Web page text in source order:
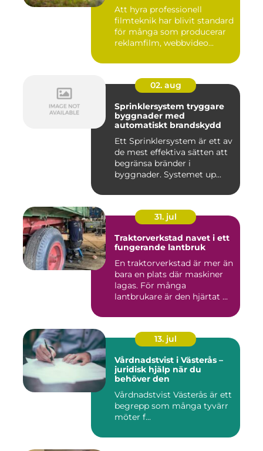
Att hyra professionell
filmteknik har blivit standard
för många som producerar
reklamfilm, webbvideo...
02. aug
Sprinklersystem tryggare
byggnader med
automatiskt brandskydd
Ett Sprinklersystem är ett av
de mest effektiva sätten att
begränsa bränder i
byggnader. Systemet up...
31. jul
Traktorverkstad navet i ett
fungerande lantbruk
En traktorverkstad är mer än
bara en plats där maskiner
lagas. För många
lantbrukare är den hjärtat ...
13. jul
Vårdnadstvist i Västerås –
juridisk hjälp när du
behöver den
Vårdnadstvist Västerås är ett
begrepp som många tyvärr
möter f...